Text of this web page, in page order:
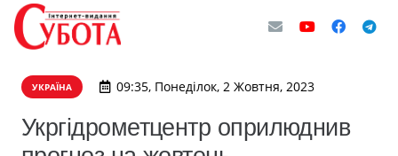
УКРАЇНА 09:35, Понеділок, 2 Жовтня, 2023
Укргідрометцентр оприлюднив